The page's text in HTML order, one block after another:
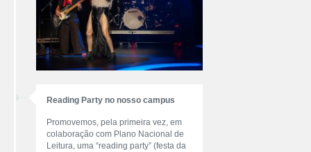
Reading Party no nosso campus
Promovemos, pela primeira vez, em
colaboração com Plano Nacional de
Leitura, uma “reading party” (festa da